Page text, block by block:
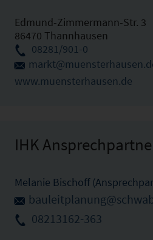
Edmund-Zimmermann-Str. 3
86470 Thannhausen
08281/901-0
www.muensterhausen.de
IHK
Melanie Bischoff
08213162-363